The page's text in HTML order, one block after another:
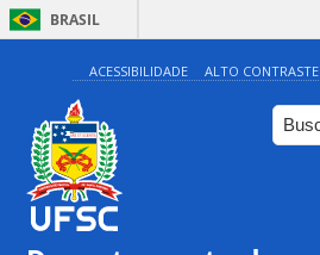
BRASIL
ACESSIBILIDADE ALTO CONTRASTE